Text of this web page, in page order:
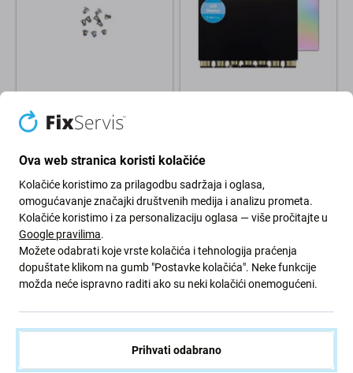
Apple MacBook Pro 13" Retina
A1425, A1502, 15" Retina
2,01 €
NA STANJU 9 kom
(2024) - LCD zaslon
Refurbished
284,53 €
OČEKIVANO 1 kom,
Ova web stranica koristi kolačiće
Kolačiće koristimo za prilagodbu sadržaja i oglasa,
omogućavanje značajki društvenih medija i analizu prometa.
Kolačiće koristimo i za personalizaciju oglasa — više pročitajte u
Google pravilima.
Možete odabrati koje vrste kolačića i tehnologija praćenja
dopuštate klikom na gumb "Postavke kolačića". Neke funkcije
možda neće ispravno raditi ako su neki kolačići onemogućeni.
Prihvati odabrano